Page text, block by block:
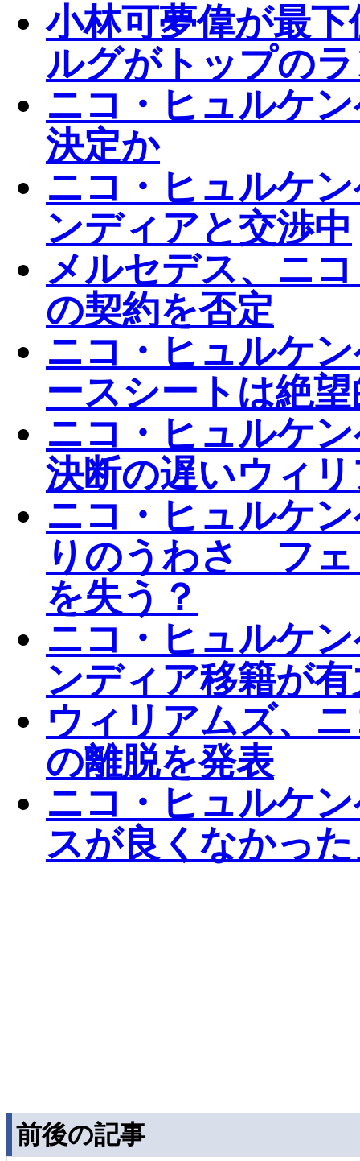
小林可夢偉が最
ルグがトップの
ニコ・ヒュルケ
決定か
ニコ・ヒュルケ
ンディアと交渉中
メルセデス、ニ
の契約を否定
ニコ・ヒュルケ
ースシートは絶
ニコ・ヒュルケ
決断の遅いウィ
ニコ・ヒュルケ
りのうわさ フェ
を失う？
ニコ・ヒュルケ
ンディア移籍が
ウィリアムズ、
の離脱を発表
ニコ・ヒュルケ
スが良くなかっ
前後の記事